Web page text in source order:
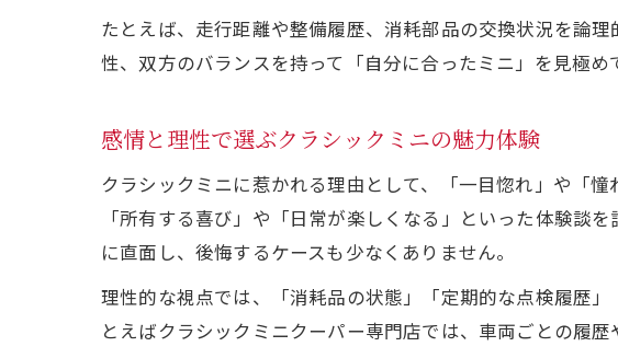
クラシック
ローバーミ
壊れやすいとい
クラシック
クラシック
クラシック
ローバーミ
たとえば、走行距離や整備履歴、消耗部品の交換状況を論
性、双方のバランスを持って「自分に合ったミニ」を見極め
感情と理性で選ぶクラシックミニの魅力体験
クラシックミニに惹かれる理由として、「一目惚れ」や「
「所有する喜び」や「日常が楽しくなる」といった体験談
に直面し、後悔するケースも少なくありません。
理性的な視点では、「消耗品の状態」「定期的な点検履歴
とえばクラシックミニクーパー専門店では、車両ごとの履